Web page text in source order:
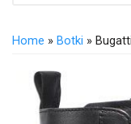
Home » Botki »